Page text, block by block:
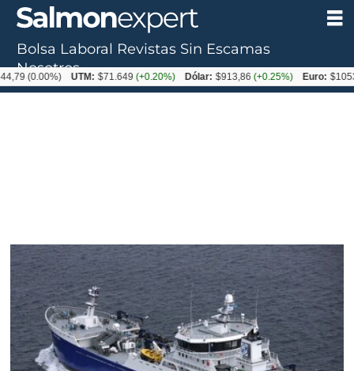
Bolsa Laboral Revistas Sin Escamas
Nosotros
UTM: $71.649(+0.20%) Dólar: $913,86(+0.25%) Euro: $1053,08(-